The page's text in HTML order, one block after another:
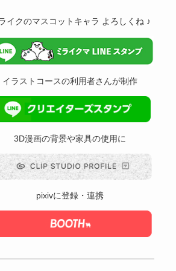
イクのマスコットキャラ よろしくね ♪
イラストコースの利用者さんが制作
3D漫画の背景や家具の使用に
pixivに登録・連携